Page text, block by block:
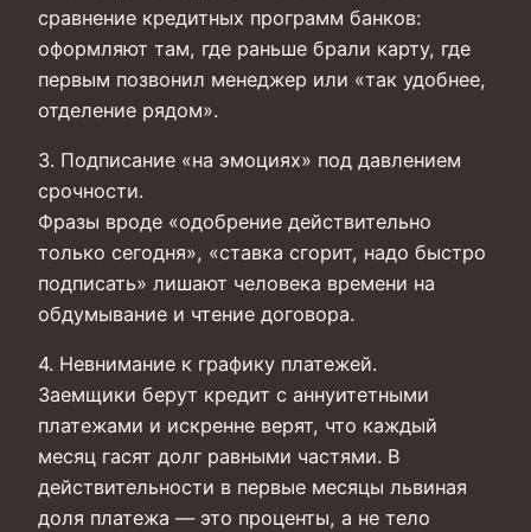
сравнение кредитных программ банков:
оформляют там, где раньше брали карту, где
первым позвонил менеджер или «так удобнее,
отделение рядом».
3. Подписание «на эмоциях» под давлением
срочности.
Фразы вроде «одобрение действительно
только сегодня», «ставка сгорит, надо быстро
подписать» лишают человека времени на
обдумывание и чтение договора.
4. Невнимание к графику платежей.
Заемщики берут кредит с аннуитетными
платежами и искренне верят, что каждый
месяц гасят долг равными частями. В
действительности в первые месяцы львиная
доля платежа — это проценты, а не тело